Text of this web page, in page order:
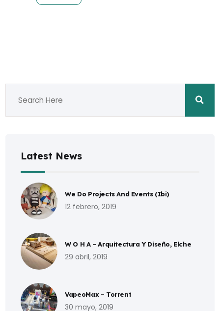
Latest News
We Do Projects And Events (Ibi)
12 febrero, 2019
W O H A – Arquitectura Y Diseño, Elche
29 abril, 2019
VapeoMax – Torrent
30 mayo, 2019